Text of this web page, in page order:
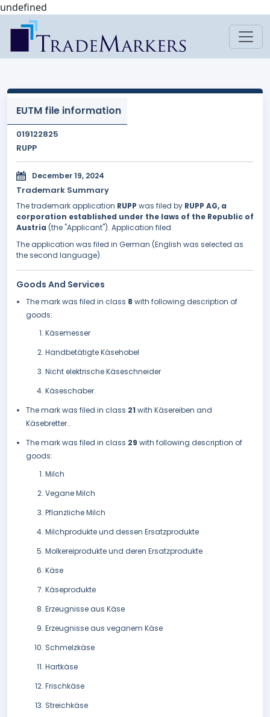
undefined
EUTM file information
019122825
RUPP
December 19, 2024
Trademark Summary
The trademark application RUPP was filed by RUPP AG, a
corporation established under the laws of the Republic of
Austria (the "Applicant"). Application filed.
The application was filed in German (English was selected as
the second language).
Goods And Services
The mark was filed in class 8 with following description of
goods:
Käsemesser
Handbetätigte Käsehobel
Nicht elektrische Käseschneider
Käseschaber.
The mark was filed in class 21 with Käsereiben and
Käsebretter..
The mark was filed in class 29 with following description of
goods:
Milch
Vegane Milch
Pflanzliche Milch
Milchprodukte und dessen Ersatzprodukte
Molkereiprodukte und deren Ersatzprodukte
Käse
Käseprodukte
Erzeugnisse aus Käse
Erzeugnisse aus veganem Käse
Schmelzkäse
Hartkäse
Frischkäse
Streichkäse